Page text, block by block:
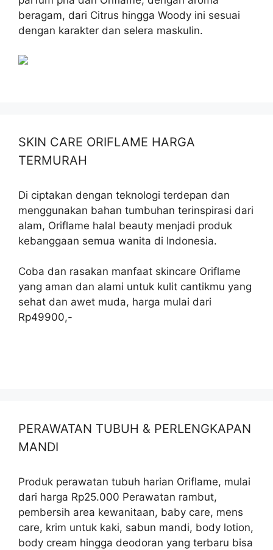
beragam, dari Citrus hingga Woody ini sesuai
dengan karakter dan selera maskulin.
SKIN CARE ORIFLAME HARGA
TERMURAH
Di ciptakan dengan teknologi terdepan dan
menggunakan bahan tumbuhan terinspirasi dari
alam, Oriflame halal beauty menjadi produk
kebanggaan semua wanita di Indonesia.
Coba dan rasakan manfaat skincare Oriflame
yang aman dan alami untuk kulit cantikmu yang
sehat dan awet muda, harga mulai dari
Rp49900,-
PERAWATAN TUBUH & PERLENGKAPAN
MANDI
Produk perawatan tubuh harian Oriflame, mulai
dari harga Rp25.000 Perawatan rambut,
pembersih area kewanitaan, baby care, mens
care, krim untuk kaki, sabun mandi, body lotion,
body cream hingga deodoran yang terbaru bisa